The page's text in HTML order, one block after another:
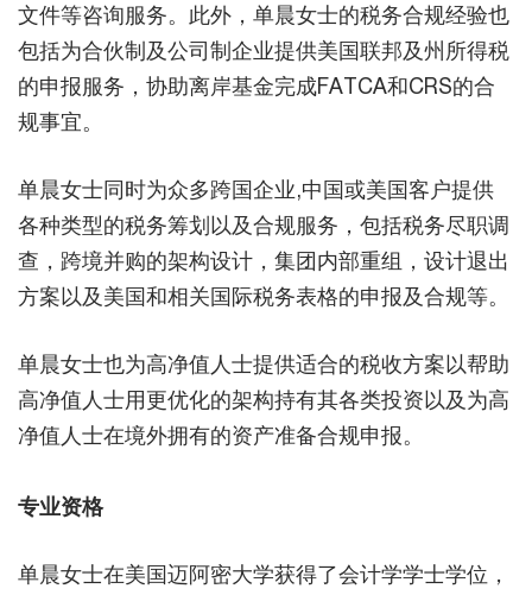
文件等咨询服务。此外，单晨女士的税务合规经验也
包括为合伙制及公司制企业提供美国联邦及州所得税
的申报服务，协助离岸基金完成FATCA和CRS的合
规事宜。
单晨女士同时为众多跨国企业,中国或美国客户提供
各种类型的税务筹划以及合规服务，包括税务尽职调
查，跨境并购的架构设计，集团内部重组，设计退出
方案以及美国和相关国际税务表格的申报及合规等。
单晨女士也为高净值人士提供适合的税收方案以帮助
高净值人士用更优化的架构持有其各类投资以及为高
净值人士在境外拥有的资产准备合规申报。
专业资格
单晨女士在美国迈阿密大学获得了会计学学士学位，